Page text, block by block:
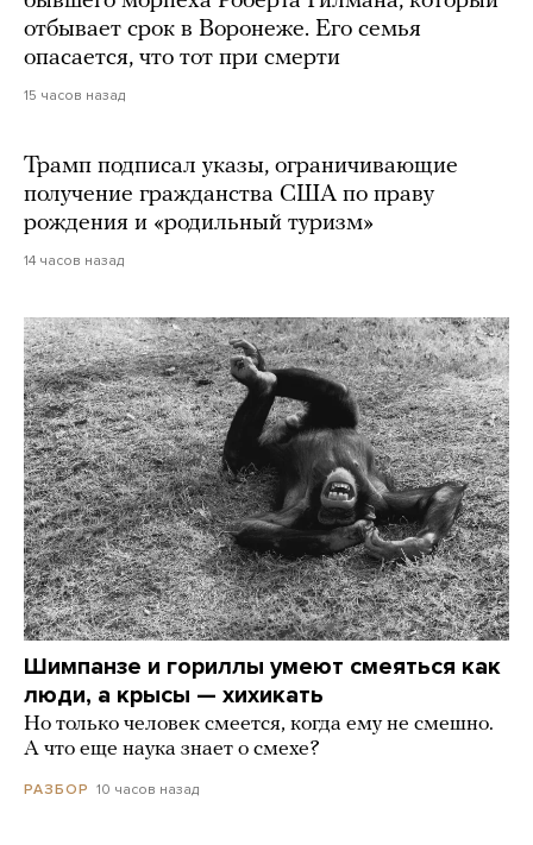
отбывает срок в Воронеже. Его семья
опасается, что тот при смерти
15 часов назад
Трамп подписал указы, ограничивающие
получение гражданства США по праву
рождения и «родильный туризм»
14 часов назад
Шимпанзе и гориллы умеют смеяться как
люди, а крысы — хихикать
Но только человек смеется, когда ему не смешно.
А что еще наука знает о смехе?
РАЗБОР 10 часов назад